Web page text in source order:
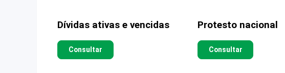
Dívidas ativas e vencidas
Consultar
Protesto nacional
Consultar